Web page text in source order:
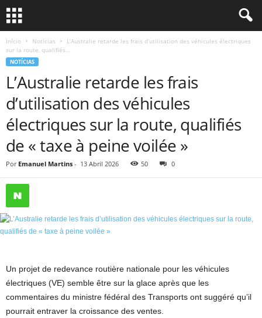
Início Notícias
L’Australie retarde les frais d’utilisation des véhicules électriques
sur la route, qualifiés...
NOTÍCIAS
L’Australie retarde les frais
d’utilisation des véhicules
électriques sur la route, qualifiés
de « taxe à peine voilée »
Por Emanuel Martins - 13 Abril 2026 50 0
Un projet de redevance routière nationale pour les véhicules
électriques (VE) semble être sur la glace après que les
commentaires du ministre fédéral des Transports ont suggéré qu’il
pourrait entraver la croissance des ventes.